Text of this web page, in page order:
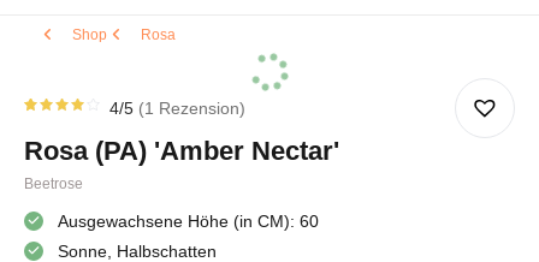
Shop Rosa
4.00
von 5
auf
4/5 1 Rezension
Rosa (PA) 'Amber Nectar'
Beetrose
Ausgewachsene Höhe (in CM): 60
Sonne, Halbschatten